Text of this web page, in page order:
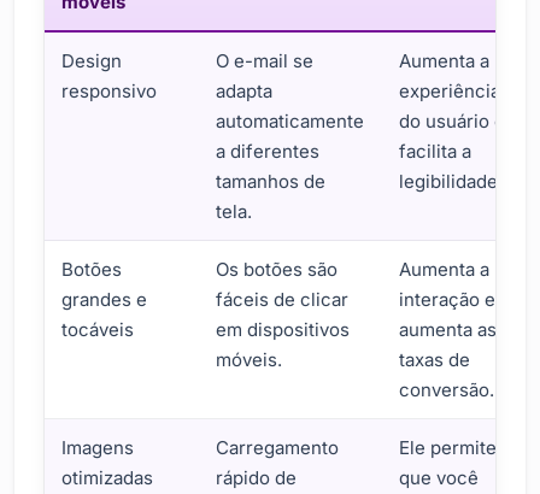
Design
responsivo
O e-mail se
adapta
automaticamente
a diferentes
tamanhos de
tela.
Aumenta a
experiência
do usuário e
facilita a
legibilidade.
Botões
grandes e
tocáveis
Os botões são
fáceis de clicar
em dispositivos
móveis.
Aumenta a
interação e
aumenta as
taxas de
conversão.
Imagens
otimizadas
Carregamento
rápido de
Ele permite
que você